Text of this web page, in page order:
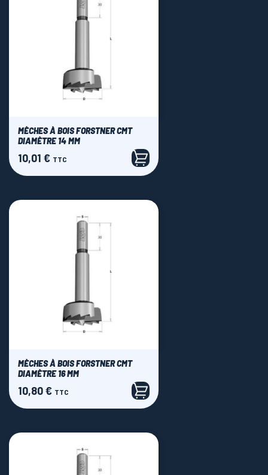
MÈCHES À BOIS FORSTNER CMT
DIAMÈTRE 14 MM
Prix
10,01 € TTC
MÈCHES À BOIS FORSTNER CMT
DIAMÈTRE 16 MM
Prix
10,80 € TTC